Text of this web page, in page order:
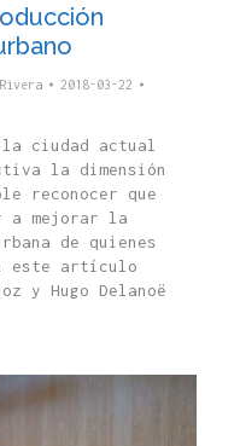
2018-03-22
la ciudad actual
la dimensión
reconocer que
a mejorar la
de quienes
este artículo
y Hugo Delanoë